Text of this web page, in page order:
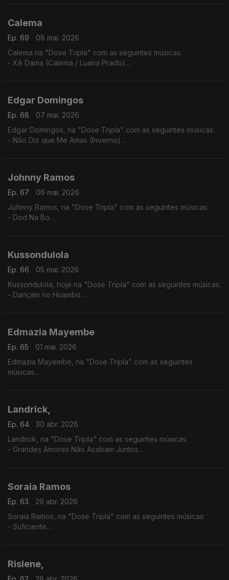
Calema
Ep. 69
08 mai. 2026
Calema na "Dose Tripla" com as seguintes músicas:
- Xê Dama (Calema / Luana Prado)
Edgar Domingos
Ep. 68
07 mai. 2026
Edgar Domingos, na "Dose Tripla" com as seguintes músicas:
- Não Diz que Me Amas (Inverno)
Johnny Ramos
Ep. 67
06 mai. 2026
Johnny Ramos, na "Dose Tripla" com as seguintes músicas:
- Dod Na Bo
Kussondulola
Ep. 66
05 mai. 2026
Kussondulola, hoje na "Dose Tripla" com as seguintes músicas:
- Dançam no Huambo
Edmazia Mayembe
Ep. 65
01 mai. 2026
Edmazia Mayembe, na "Dose Tripla" com as seguintes
músicas:
Landrick,
Ep. 64
30 abr. 2026
Landrick, na "Dose Tripla" com as seguintes músicas:
- Grandes Amores Não Acabam Juntos
Soraia Ramos
Ep. 63
29 abr. 2026
Soraia Ramos, na "Dose Tripla" com as seguintes músicas:
- Suficiente
Rislene,